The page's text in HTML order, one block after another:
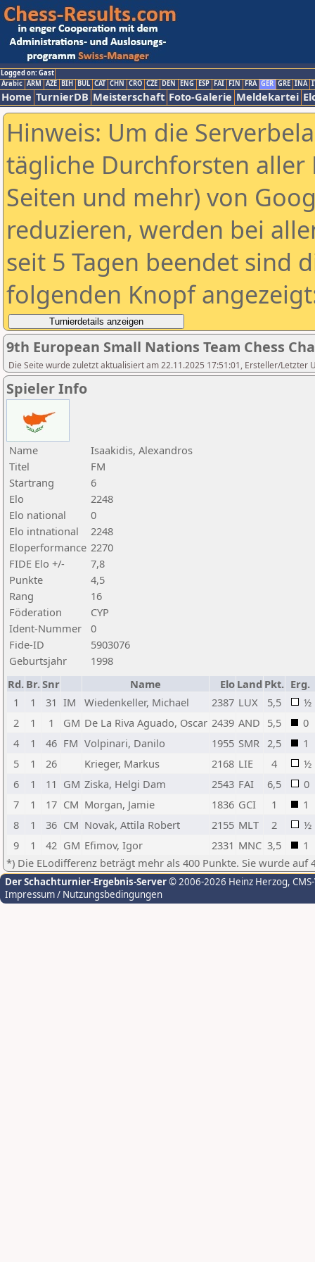
Logged on: Gast
Arabic ARM AZE BIH BUL CAT CHN CRO CZE DEN ENG ESP FAI FIN FRA GER GRE INA
Home TurnierDB Meisterschaft Foto-Galerie Meldekartei
Hinweis: Um die
tägliche Durchforsten aller
Seiten und mehr) von
reduzieren, werden bei
seit 5 Tagen beendet sind
folgenden Knopf
9th European Small Nations Team Chess
Die Seite wurde zuletzt aktualisiert am 22.11.2025 17:51:01, Ersteller/Letzter
Spieler Info
Name
Isaakidis, Alexandros
Titel
FM
Startrang
6
Elo
2248
Elo national
0
Elo intnational
2248
Eloperformance 2270
FIDE Elo +/-
7,8
Punkte
4,5
Rang
16
Föderation
CYP
Ident-Nummer
0
Fide-ID
5903076
Geburtsjahr
1998
Rd. Br.Snr Name Elo Land Pkt. Erg.
1
1 31 IM Wiedenkeller, Michael 2387 LUX 5,5
½
2
1 1 GM De La Riva Aguado, Oscar 2439 AND 5,5
0
4
1 46 FM Volpinari, Danilo 1955 SMR 2,5
1
5
1 26 Krieger, Markus 2168 LIE 4
½
6
1 11 GM Ziska, Helgi Dam 2543 FAI 6,5
0
7
1 17 CM Morgan, Jamie 1836 GCI 1
1
8
1 36 CM Novak, Attila Robert 2155 MLT 2
½
9
1 42 GM Efimov, Igor 2331 MNC 3,5
1
*) Die ELodifferenz beträgt mehr als 400 Punkte. Sie wurde auf
Der Schachturnier-Ergebnis-Server© 2006-2026 Heinz Herzog,
Impressum / Nutzungsbedingungen